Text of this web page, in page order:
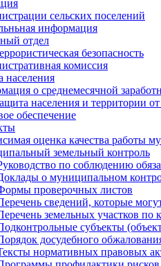
сельских поселений
информация
отдел
безопасность
комиссия
населения
о среднемесячной
населения и территории
обеспечение
оценка качества работы
земельный контроль
по соблюдению
о муниципальном
проверочных листов
сведений, которые
земельных участков по
субъекты
досудебного
нормативных правовых